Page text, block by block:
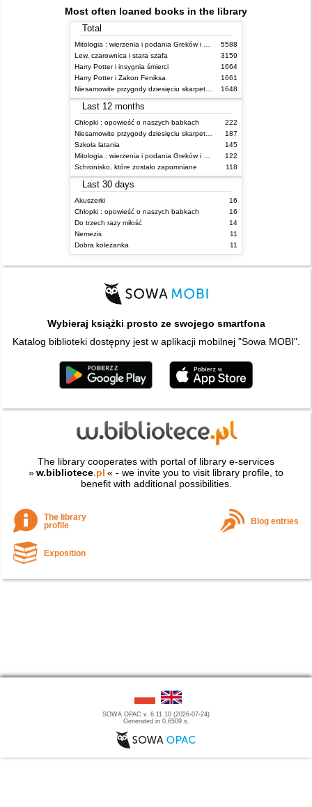
Most often loaned books in the library
Total
Mitologia : wierzenia i podania Greków i Rzymian
5588
Lew, czarownica i stara szafa
3159
Harry Potter i insygnia śmierci
1664
Harry Potter i Zakon Feniksa
1661
Niesamowite przygody dziesięciu skarpetek (czterech prawych i sześciu lewych)
1648
Last 12 months
Chłopki : opowieść o naszych babkach
222
Niesamowite przygody dziesięciu skarpetek (czterech prawych i sześciu lewych)
187
Szkoła latania
145
Mitologia : wierzenia i podania Greków i Rzymian
122
Schronisko, które zostało zapomniane
118
Last 30 days
Akuszerki
16
Chłopki : opowieść o naszych babkach
16
Do trzech razy miłość
14
Nemezis
11
Dobra koleżanka
11
Wybieraj książki prosto ze swojego smartfona
Katalog biblioteki dostępny jest w aplikacji mobilnej "Sowa MOBI".
The library cooperates with portal of library e-services
»w.bibliotece.pl « - we invite you to visit library profile, to
benefit with additional possibilities.
The library
profile
Blog entries
Exposition
SOWA OPAC v. 6.11.10 (2026-07-24)
Generated in 0,6509 s.